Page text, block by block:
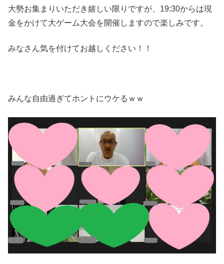
大勢お集まりいただき嬉しい限りですが、19:30からは現
金をかけて大ゲーム大会を開催しますので楽しみです。
みなさん気を付けてお越しください！！
みんな自由過ぎてホントにウケるｗｗ